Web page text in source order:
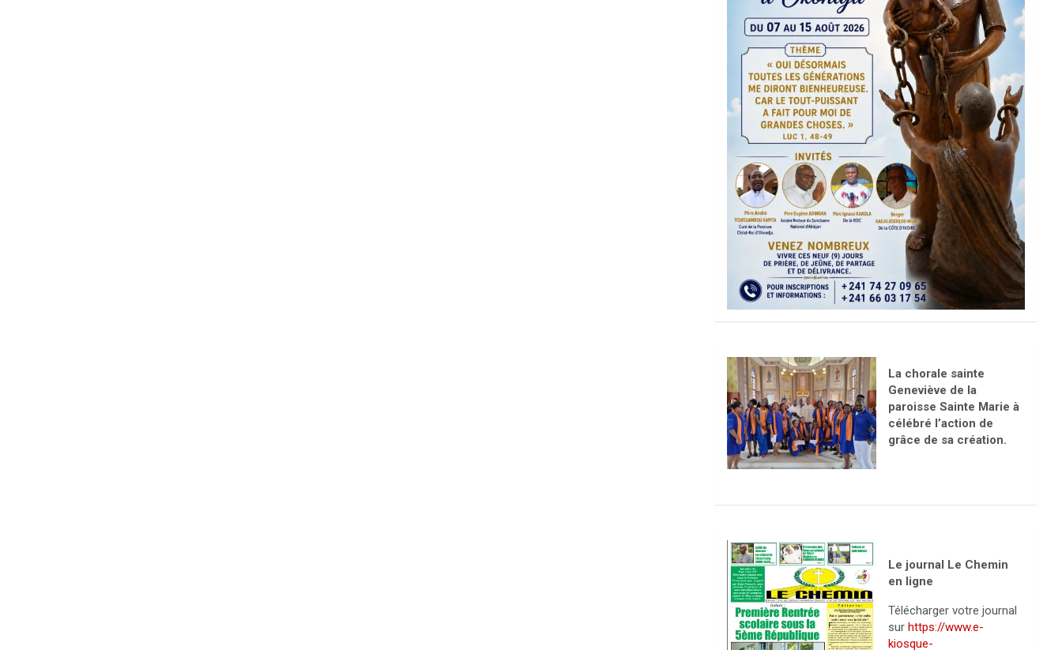
La chorale sainte
Geneviève de la
paroisse Sainte Marie à
célébré l’action de
grâce de sa création.
Le journal Le Chemin
en ligne
Télécharger votre journal
sur https://www.e-
kiosque-